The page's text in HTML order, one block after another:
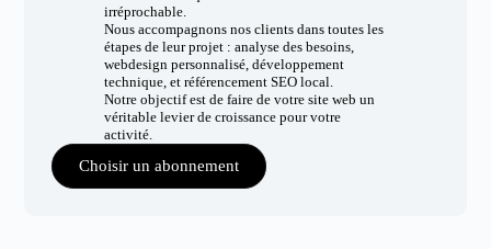
irréprochable.
Nous accompagnons nos clients dans toutes les
étapes de leur projet : analyse des besoins,
webdesign personnalisé, développement
technique, et référencement SEO local.
Notre objectif est de faire de votre site web un
véritable levier de croissance pour votre
activité.
Choisir un abonnement